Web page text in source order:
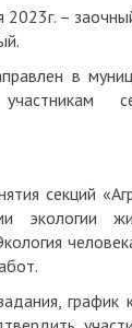
–
в
участникам
секций
экологии
график